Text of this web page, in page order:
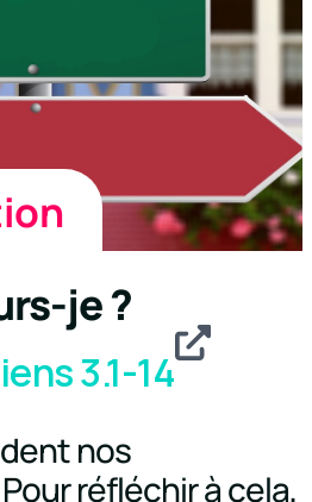
je ?
3.1-14
nos
réfléchir à cela,